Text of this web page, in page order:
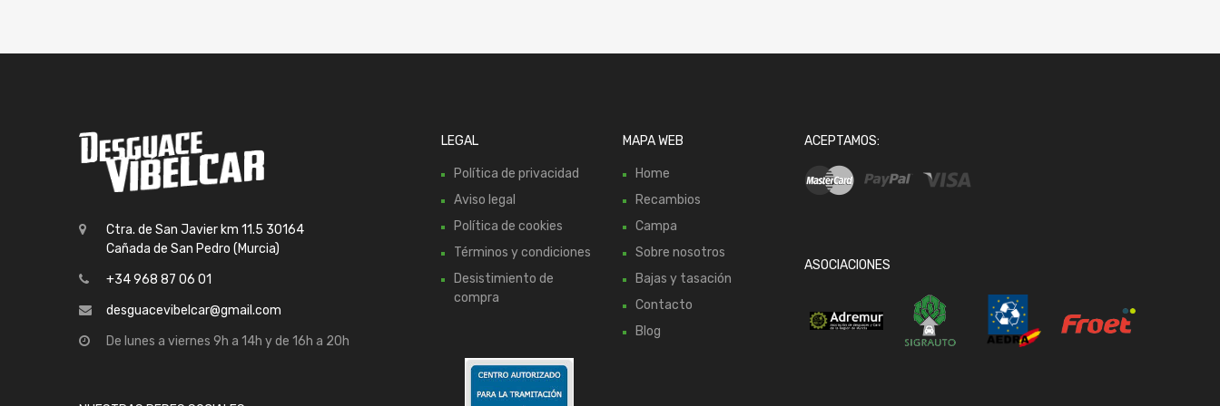
Ctra. de San Javier km 11.5 30164
Cañada de San Pedro (Murcia)
+34 968 87 06 01
desguacevibelcar@gmail.com
De lunes a viernes 9h a 14h y de 16h a 20h
LEGAL
Política de privacidad
Aviso legal
Política de cookies
Términos y condiciones
Desistimiento de
compra
MAPA WEB
Home
Recambios
Campa
Sobre nosotros
Bajas y tasación
Contacto
Blog
ACEPTAMOS:
ASOCIACIONES